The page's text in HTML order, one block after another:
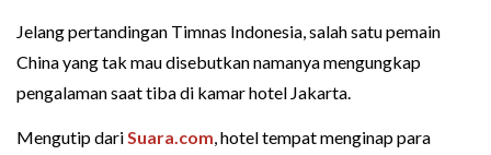
Jelang pertandingan Timnas Indonesia, salah satu pemain
China yang tak mau disebutkan namanya mengungkap
pengalaman saat tiba di kamar hotel Jakarta.
Mengutip dariSuara.com, hotel tempat menginap para